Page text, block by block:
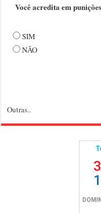
Você acredita em
SIM
NÃO
Outras..